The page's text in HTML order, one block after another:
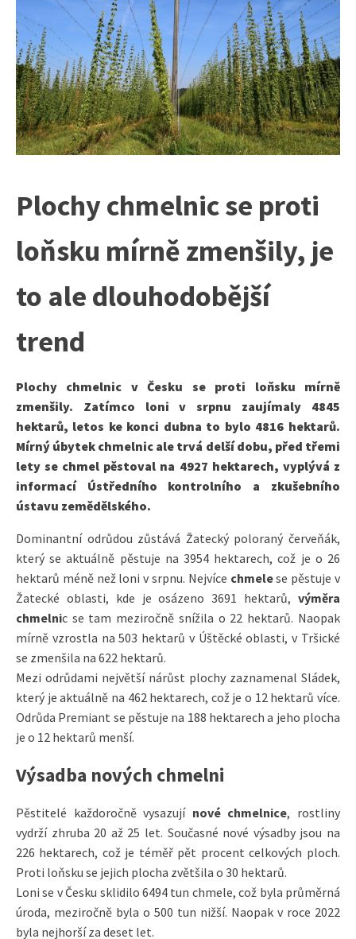
Plochy chmelnic se proti
loňsku mírně zmenšily, je
to ale dlouhodobější
trend
Plochy chmelnic v Česku se proti loňsku mírně
zmenšily. Zatímco loni v srpnu zaujímaly 4845
hektarů, letos ke konci dubna to bylo 4816 hektarů.
Mírný úbytek chmelnic ale trvá delší dobu, před třemi
lety se chmel pěstoval na 4927 hektarech, vyplývá z
informací Ústředního kontrolního a zkušebního
ústavu zemědělského.
Dominantní odrůdou zůstává Žatecký poloraný červeňák,
který se aktuálně pěstuje na 3954 hektarech, což je o 26
hektarů méně než loni v srpnu. Nejvíce chmelese pěstuje v
Žatecké oblasti, kde je osázeno 3691 hektarů, výměra
chmelnic se tam meziročně snížila o 22 hektarů. Naopak
mírně vzrostla na 503 hektarů v Úštěcké oblasti, v Tršické
se zmenšila na 622 hektarů.
Mezi odrůdami největší nárůst plochy zaznamenal Sládek,
který je aktuálně na 462 hektarech, což je o 12 hektarů více.
Odrůda Premiant se pěstuje na 188 hektarech a jeho plocha
je o 12 hektarů menší.
Výsadba nových chmelni
Pěstitelé každoročně vysazují nové chmelnice, rostliny
vydrží zhruba 20 až 25 let. Současné nové výsadby jsou na
226 hektarech, což je téměř pět procent celkových ploch.
Proti loňsku se jejich plocha zvětšila o 30 hektarů.
Loni se v Česku sklidilo 6494 tun chmele, což byla průměrná
úroda, meziročně byla o 500 tun nižší. Naopak v roce 2022
byla nejhorší za deset let.